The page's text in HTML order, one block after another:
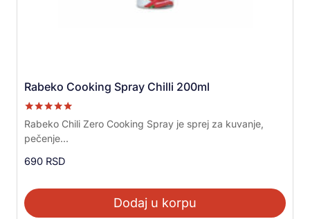
Rabeko Cooking Spray Chilli 200ml
Ocenjeno sa
5.00
od 5
Rabeko Chili Zero Cooking Spray je sprej za kuvanje,
pečenje...
690 RSD
Dodaj u korpu